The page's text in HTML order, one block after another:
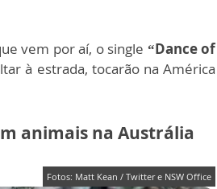
vem por aí, o single “Dance of
à estrada, tocarão na América
animais na Austrália
Fotos: Matt Kean / Twitter e NSW Office